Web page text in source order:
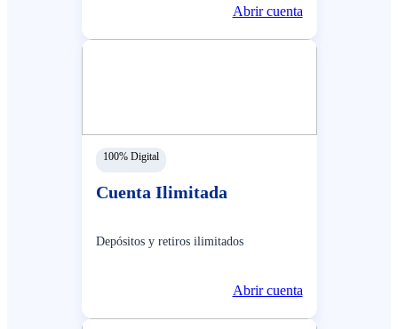
Abrir cuenta
100% Digital
Cuenta Ilimitada
Depósitos y retiros ilimitados
Abrir cuenta